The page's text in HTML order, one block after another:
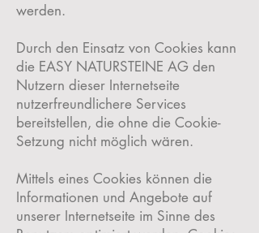
werden.
Durch den Einsatz von Cookies kann
die EASY NATURSTEINE AG den
Nutzern dieser Internetseite
nutzerfreundlichere Services
bereitstellen, die ohne die Cookie-
Setzung nicht möglich wären.
Mittels eines Cookies können die
Informationen und Angebote auf
unserer Internetseite im Sinne des